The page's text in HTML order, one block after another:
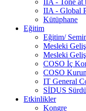
IIA - Tone at
IIA - Global
Kütüphane
Eğitim
Eğitim/
Mesleki
Mesleki
COSO İç
COSO
IT General
SİDUS
Etkinlikler
Kongre